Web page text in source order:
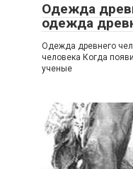
Одежда
одежда
Одежда древнего
человека Когда
ученые